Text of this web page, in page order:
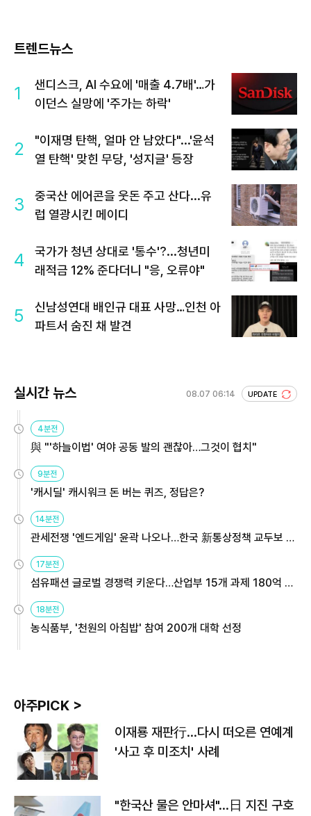
트렌드뉴스
1
샌디스크, AI 수요에 '매출 4.7배'…가
이던스 실망에 '주가는 하락'
2
"이재명 탄핵, 얼마 안 남았다"...'윤석
열 탄핵' 맞힌 무당, '성지글' 등장
3
중국산 에어콘을 웃돈 주고 산다...유
럽 열광시킨 메이디
4
국가가 청년 상대로 '통수'?...청년미
래적금 12% 준다더니 "응, 오류야"
5
신남성연대 배인규 대표 사망…인천 아
파트서 숨진 채 발견
실시간 뉴스 08.07 06:14 UPDATE
4분전
與 "'하늘이법' 여야 공동 발의 괜찮아…그것이 협치"
9분전
'캐시딜' 캐시워크 돈 버는 퀴즈, 정답은?
14분전
관세전쟁 '엔드게임' 윤곽 나오나…한국 新통상정책 교두보 활
17분전
섬유패션 글로벌 경쟁력 키운다…산업부 15개 과제 180억 지
18분전
농식품부, '천원의 아침밥' 참여 200개 대학 선정
아주PICK >
이재룡 재판行…다시 떠오른 연예계
'사고 후 미조치' 사례
"한국산 물은 안마셔"…日 지진 구호